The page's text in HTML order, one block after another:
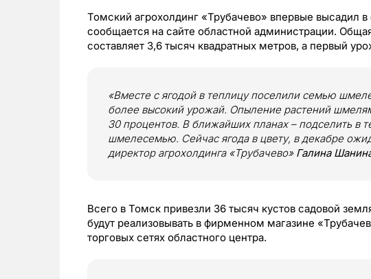
Томский агрохолдинг «Трубачево» впервые высадил в
сообщается на сайте областной администрации.
составляет 3,6 тысяч квадратных метров, а первый
«Вместе с ягодой в теплицу поселили семью
более высокий урожай. Опыление растений
30 процентов. В ближайших планах – подселить в
шмелесемью. Сейчас ягода в цвету, в декабре
директор агрохолдинга «Трубачево» Галина
Всего в Томск привезли 36 тысяч кустов садовой
будут реализовывать в фирменном магазине
торговых сетях областного центра.